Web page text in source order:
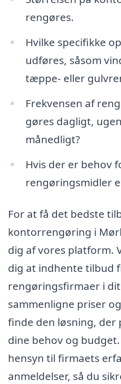
rengøres.
Hvilke specifikke
udføres, såsom
tæppe- eller
Frekvensen af
gøres dagligt,
månedligt?
Hvis der er behov
rengøringsmidler
For at få det bedste
kontorrengøring i
dig af vores platform.
dig at indhente tilbud
rengøringsfirmaer i
sammenligne priser
finde den løsning, der
dine behov og
hensyn til firmaets
anmeldelser, så du